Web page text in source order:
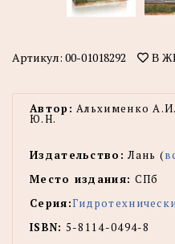
Артикул: 00-01018292 В
Автор: Альхименко
Ю.Н.
Издательство: Лань (
Место издания: СПб
Серия:
ISBN: 5-8114-0494-8